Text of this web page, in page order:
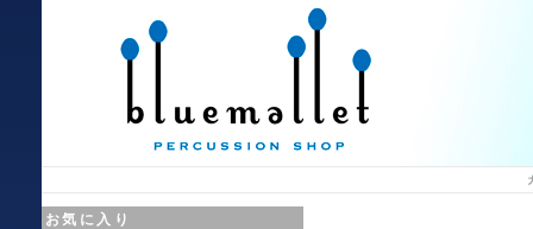
お気に入り